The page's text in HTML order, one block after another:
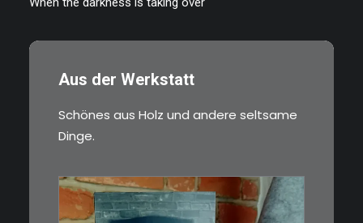
Aus der Werkstatt
Schönes aus Holz und andere seltsame
Dinge.